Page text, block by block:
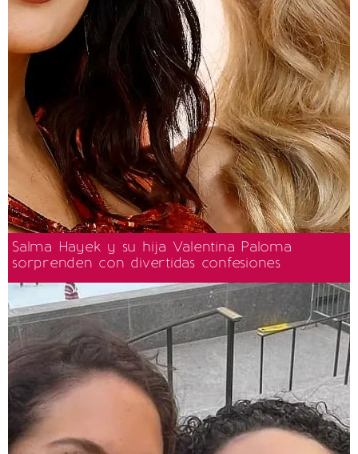
Salma Hayek y su hija Valentina Paloma
sorprenden con divertidas confesiones